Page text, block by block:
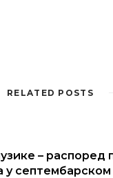
RELATED POSTS
– распоред
у